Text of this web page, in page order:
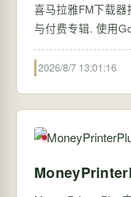
喜马拉雅FM下载
2026/8/7 13:01:16